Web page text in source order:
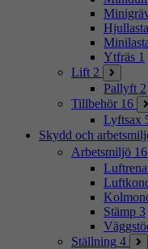
Ytfräs 1
Lift 2
Pallyft 2
Tillbehör 16
Lyftsax
Skydd och
Arbetsmiljö 16
Stämp 3
Ställning 4